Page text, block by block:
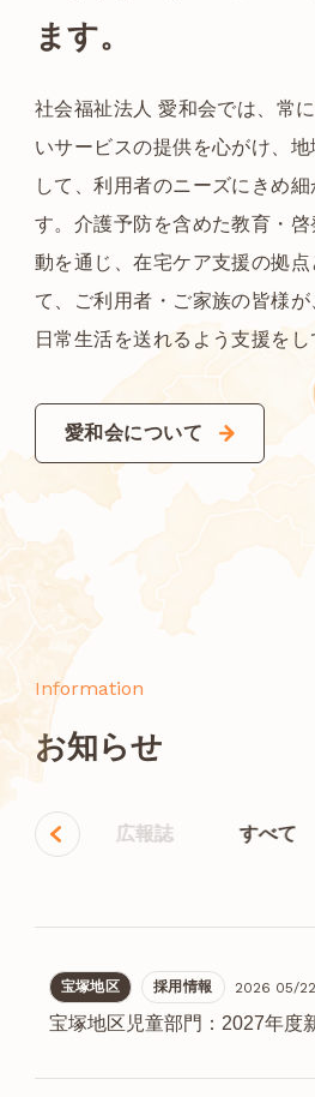
ます。
社会福祉法人 愛和会では、常
いサービスの提供を心がけ、
して、利用者のニーズにきめ
す。介護予防を含めた教育・
動を通じ、在宅ケア支援の拠
て、ご利用者・ご家族の皆様
日常生活を送れるよう支援をし
愛和会について
Information
お知らせ
ント 広報誌 すべて
宝塚地区 採用情報 2026 05/22
宝塚地区児童部門：2027年